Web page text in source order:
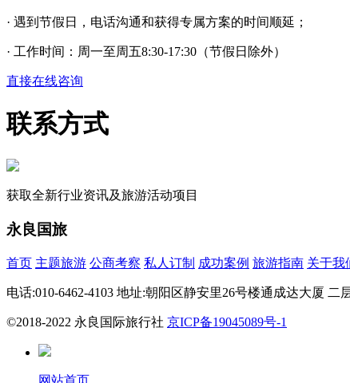
· 遇到节假日，电话沟通和获得专属方案的时间顺延；
· 工作时间：周一至周五8:30-17:30（节假日除外）
直接在线咨询
联系方式
获取全新行业资讯及旅游活动项目
永良国旅
首页 主题旅游 公商考察 私人订制 成功案例 旅游指南 关于我
电话:010-6462-4103 地址:朝阳区静安里26号楼通成达大厦 二
©2018-2022 永良国际旅行社 京ICP备19045089号-1
网站首页